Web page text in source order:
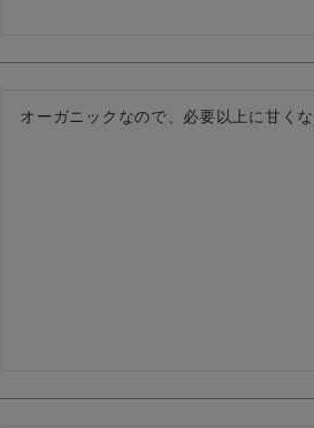
オーガニックなので、必要以上に甘く